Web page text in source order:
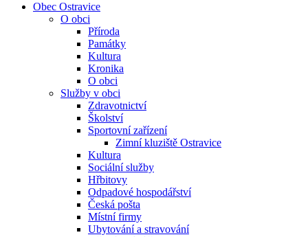
Obec Ostravice
O obci
Příroda
Památky
Kultura
Kronika
O obci
Služby v obci
Zdravotnictví
Školství
Sportovní zařízení
Zimní kluziště Ostravice
Kultura
Sociální služby
Hřbitovy
Odpadové hospodářství
Česká pošta
Místní firmy
Ubytování a stravování